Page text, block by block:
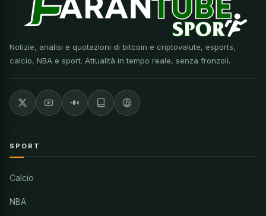
Notizie, analisi e quotazioni di bitcoin e criptovalute, esports,
calcio, NBA e sport. Attualità in tempo reale, senza fronzoli.
SPORT
Calcio
NBA